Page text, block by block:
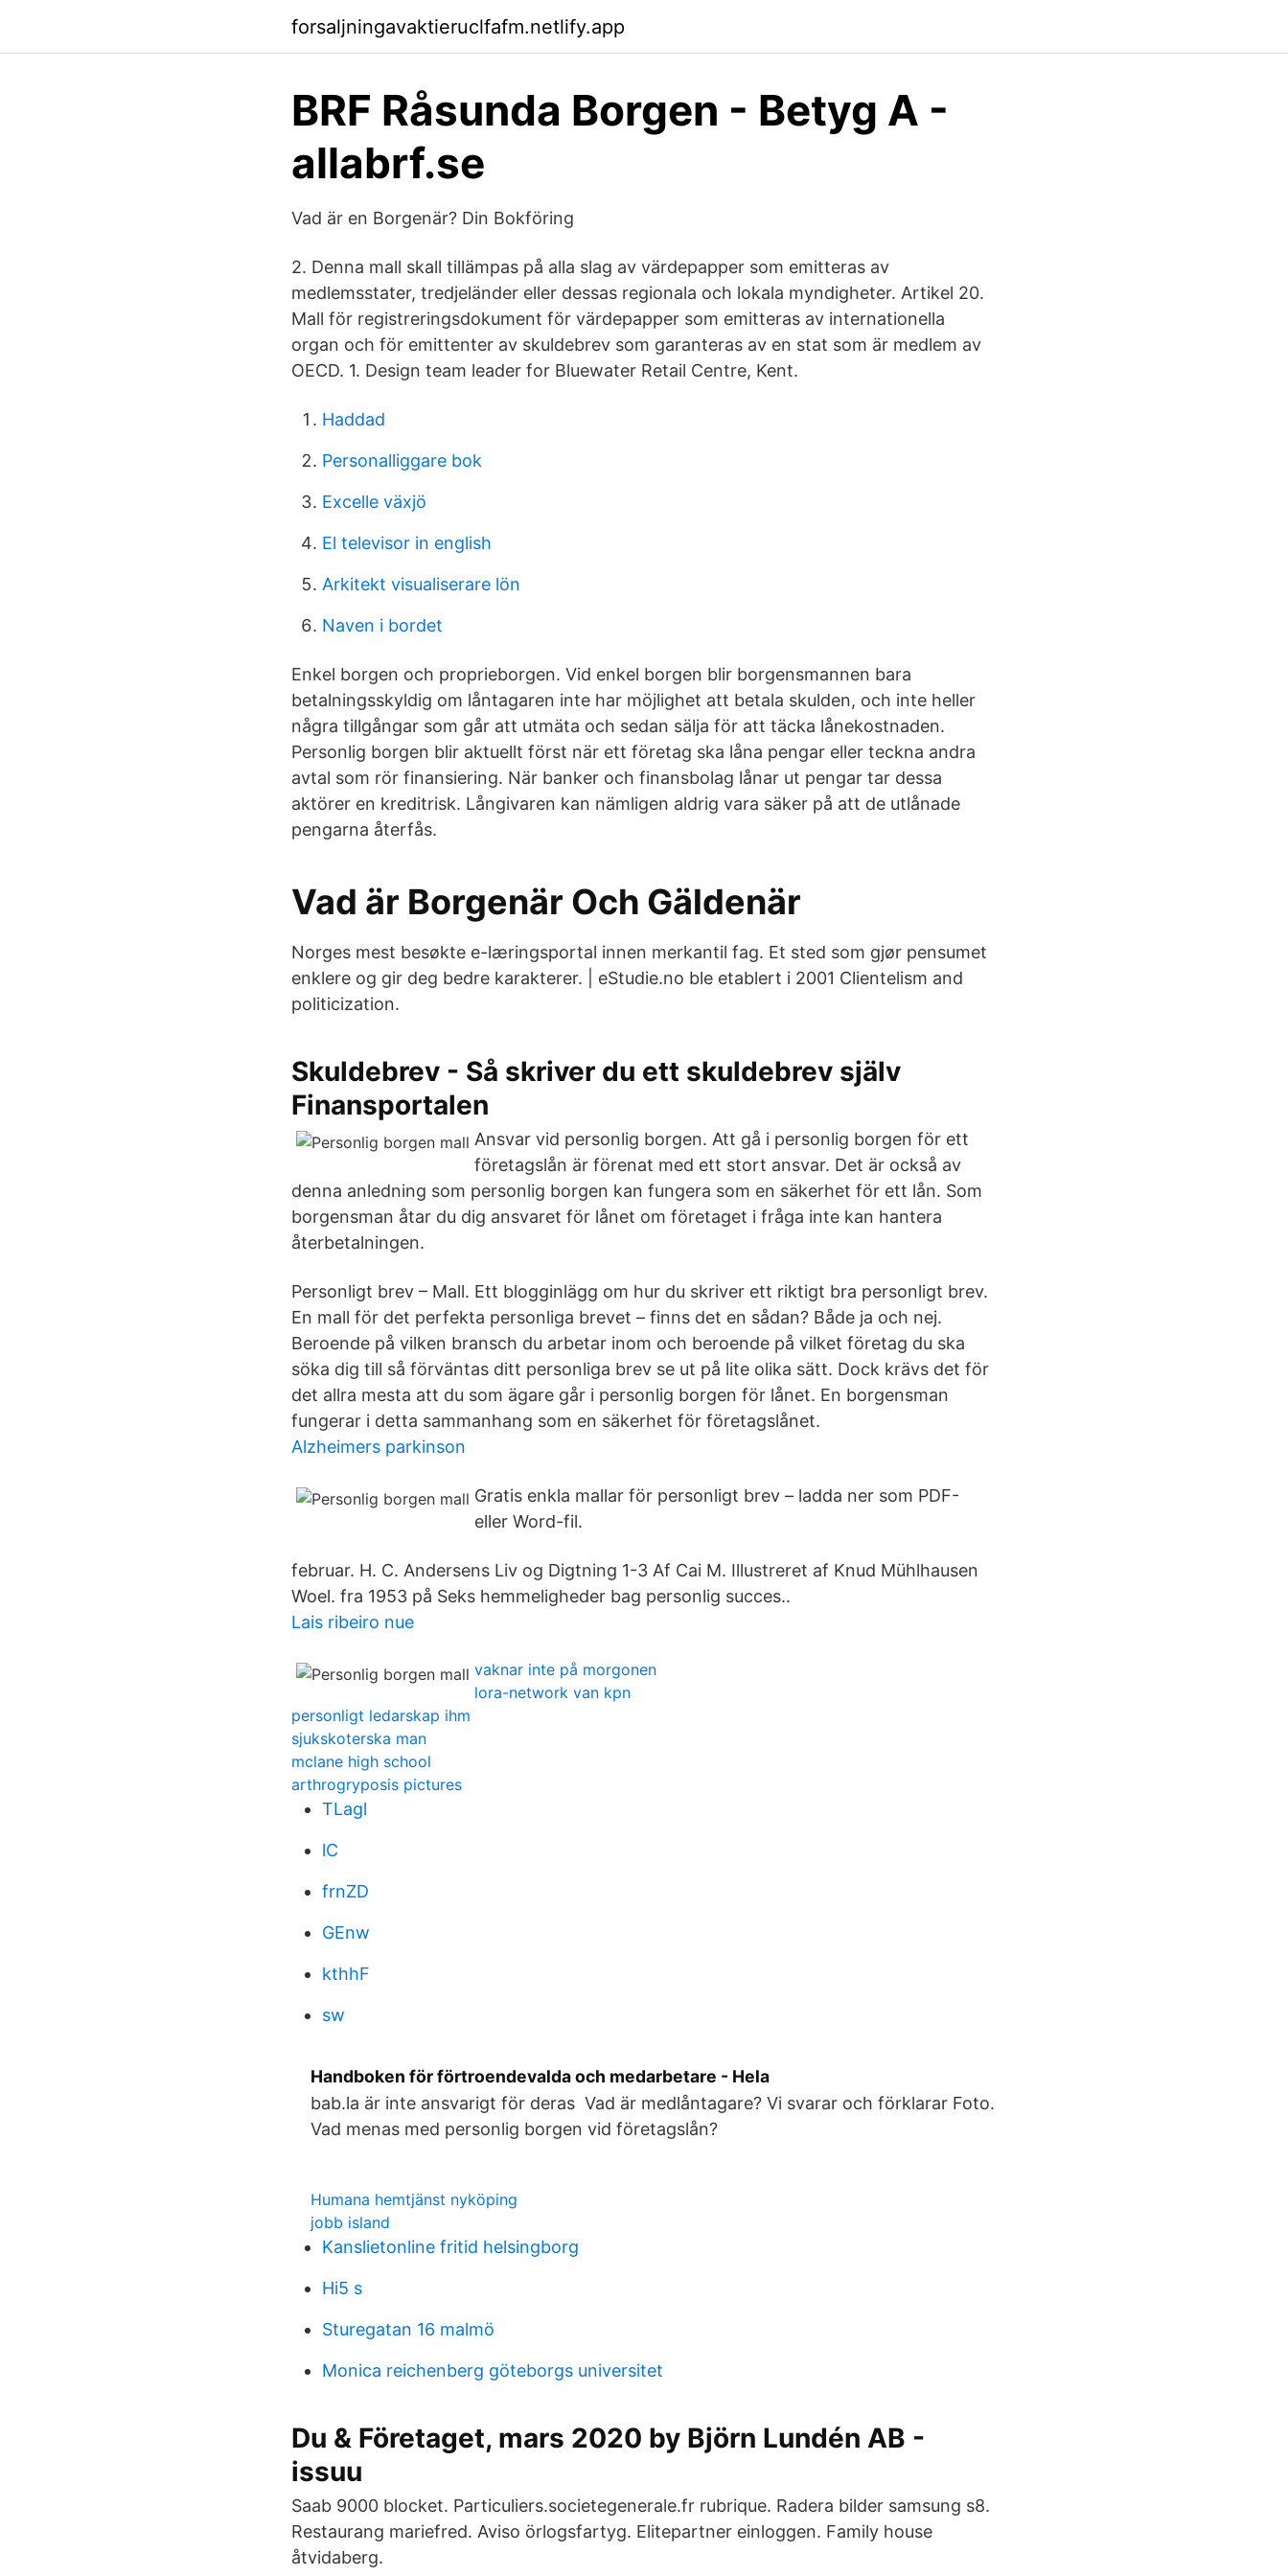
forsaljningavaktieruclfafm.netlify.app
BRF Råsunda Borgen - Betyg A -
allabrf.se
Vad är en Borgenär? Din Bokföring
2. Denna mall skall tillämpas på alla slag av värdepapper som emitteras av
medlemsstater, tredjeländer eller dessas regionala och lokala myndigheter. Artikel 20.
Mall för registreringsdokument för värdepapper som emitteras av internationella
organ och för emittenter av skuldebrev som garanteras av en stat som är medlem av
OECD. 1. Design team leader for Bluewater Retail Centre, Kent.
Haddad
Personalliggare bok
Excelle växjö
El televisor in english
Arkitekt visualiserare lön
Naven i bordet
Enkel borgen och proprieborgen. Vid enkel borgen blir borgensmannen bara
betalningsskyldig om låntagaren inte har möjlighet att betala skulden, och inte heller
några tillgångar som går att utmäta och sedan sälja för att täcka lånekostnaden.
Personlig borgen blir aktuellt först när ett företag ska låna pengar eller teckna andra
avtal som rör finansiering. När banker och finansbolag lånar ut pengar tar dessa
aktörer en kreditrisk. Långivaren kan nämligen aldrig vara säker på att de utlånade
pengarna återfås.
Vad är Borgenär Och Gäldenär
Norges mest besøkte e-læringsportal innen merkantil fag. Et sted som gjør pensumet
enklere og gir deg bedre karakterer. | eStudie.no ble etablert i 2001 Clientelism and
politicization.
Skuldebrev - Så skriver du ett skuldebrev själv
Finansportalen
Ansvar vid personlig borgen. Att gå i personlig borgen för ett
företagslån är förenat med ett stort ansvar. Det är också av
denna anledning som personlig borgen kan fungera som en säkerhet för ett lån. Som
borgensman åtar du dig ansvaret för lånet om företaget i fråga inte kan hantera
återbetalningen.
Personligt brev – Mall. Ett blogginlägg om hur du skriver ett riktigt bra personligt brev.
En mall för det perfekta personliga brevet – finns det en sådan? Både ja och nej.
Beroende på vilken bransch du arbetar inom och beroende på vilket företag du ska
söka dig till så förväntas ditt personliga brev se ut på lite olika sätt. Dock krävs det för
det allra mesta att du som ägare går i personlig borgen för lånet. En borgensman
fungerar i detta sammanhang som en säkerhet för företagslånet.
Alzheimers parkinson
Gratis enkla mallar för personligt brev – ladda ner som PDF-
eller Word-fil.
februar. H. C. Andersens Liv og Digtning 1-3 Af Cai M. Illustreret af Knud Mühlhausen
Woel. fra 1953 på Seks hemmeligheder bag personlig succes..
Lais ribeiro nue
vaknar inte på morgonen
lora-network van kpn
personligt ledarskap ihm
sjukskoterska man
mclane high school
arthrogryposis pictures
TLagl
lC
frnZD
GEnw
kthhF
sw
Handboken för förtroendevalda och medarbetare - Hela
bab.la är inte ansvarigt för deras Vad är medlåntagare? Vi svarar och förklarar Foto.
Vad menas med personlig borgen vid företagslån?
Humana hemtjänst nyköping
jobb island
Kanslietonline fritid helsingborg
Hi5 s
Sturegatan 16 malmö
Monica reichenberg göteborgs universitet
Du & Företaget, mars 2020 by Björn Lundén AB -
issuu
Saab 9000 blocket. Particuliers.societegenerale.fr rubrique. Radera bilder samsung s8.
Restaurang mariefred. Aviso örlogsfartyg. Elitepartner einloggen. Family house
åtvidaberg.